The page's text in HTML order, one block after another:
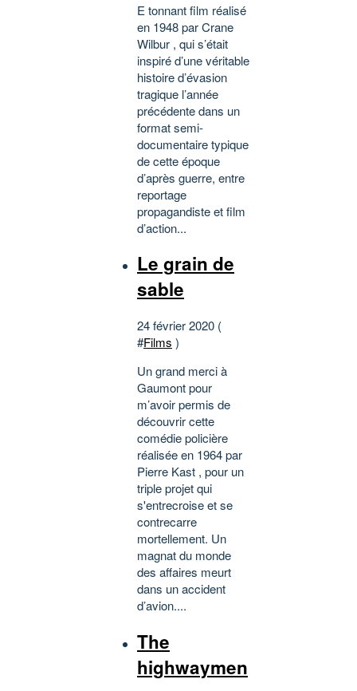
E tonnant film réalisé
en 1948 par Crane
Wilbur , qui s’était
inspiré d’une véritable
histoire d’évasion
tragique l’année
précédente dans un
format semi-
documentaire typique
de cette époque
d’après guerre, entre
reportage
propagandiste et film
d’action...
Le grain de
sable
24 février 2020 (
#Films )
Un grand merci à
Gaumont pour
m’avoir permis de
découvrir cette
comédie policière
réalisée en 1964 par
Pierre Kast , pour un
triple projet qui
s'entrecroise et se
contrecarre
mortellement. Un
magnat du monde
des affaires meurt
dans un accident
d’avion....
The
highwaymen